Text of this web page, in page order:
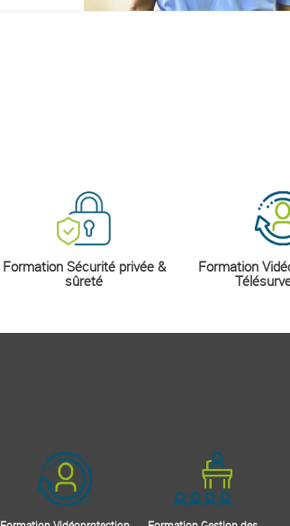
Formation Sécurité privée &
sûreté
Formation